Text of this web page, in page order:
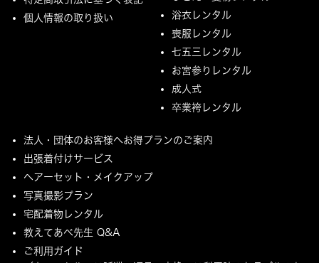
個人情報の取り扱い
浴衣レンタル
喪服レンタル
七五三レンタル
お宮参りレンタル
成人式
卒業袴レンタル
法人・団体のお客様へお得プランのご案内
出張着付けサービス
ヘアーセット・メイクアップ
写真撮影プラン
宅配着物レンタル
教えてあべ先生 Q&A
ご利用ガイド